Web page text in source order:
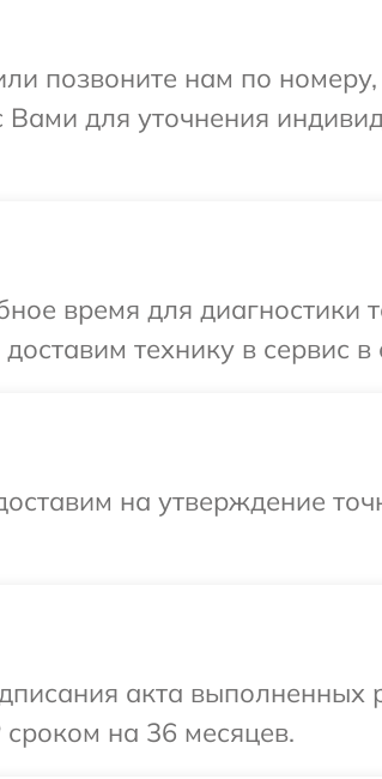
позвоните нам по
Вами для уточнения
время для диагностики
технику в сервис в
на утверждение
акта
на 36 месяцев.